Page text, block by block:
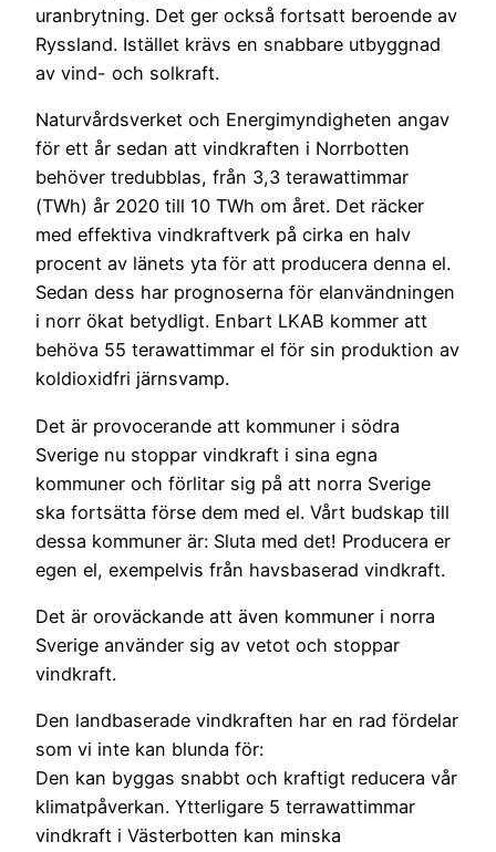
uranbrytning. Det ger också fortsatt beroende av
Ryssland. Istället krävs en snabbare utbyggnad
av vind- och solkraft.
Naturvårdsverket och Energimyndigheten angav
för ett år sedan att vindkraften i Norrbotten
behöver tredubblas, från 3,3 terawattimmar
(TWh) år 2020 till 10 TWh om året. Det räcker
med effektiva vindkraftverk på cirka en halv
procent av länets yta för att producera denna el.
Sedan dess har prognoserna för elanvändningen
i norr ökat betydligt. Enbart LKAB kommer att
behöva 55 terawattimmar el för sin produktion av
koldioxidfri järnsvamp.
Det är provocerande att kommuner i södra
Sverige nu stoppar vindkraft i sina egna
kommuner och förlitar sig på att norra Sverige
ska fortsätta förse dem med el. Vårt budskap till
dessa kommuner är: Sluta med det! Producera er
egen el, exempelvis från havsbaserad vindkraft.
Det är oroväckande att även kommuner i norra
Sverige använder sig av vetot och stoppar
vindkraft.
Den landbaserade vindkraften har en rad fördelar
som vi inte kan blunda för:
Den kan byggas snabbt och kraftigt reducera vår
klimatpåverkan. Ytterligare 5 terrawattimmar
vindkraft i Västerbotten kan minska